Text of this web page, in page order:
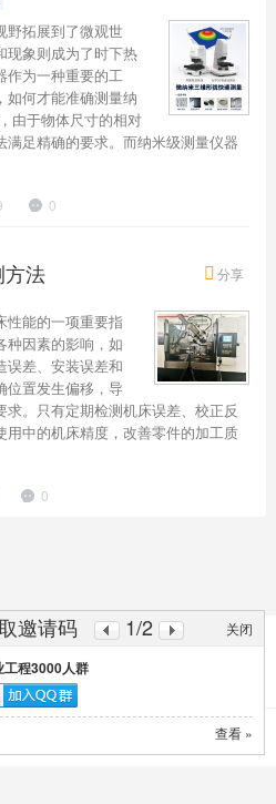
野拓展到了微观世
现象则成为了时下热
作为一种重要的工
如何才能准确测量纳
由于物体尺寸的相对
足精确的要求。而纳米级测量仪器
0
分享
法
性能的一项重要指
种因素的影响，如
误差、安装误差和
位置发生偏移，导
。只有定期检测机床误差、校正反
用中的机床精度，改善零件的加工质
0
关闭
邀请码 1/2
工程3000人群
查看 »
先的工业工程与智能制造知识集成平台。
产（Lean）与前沿人工智能（AI）深度融
、数据驱动决策的“新工业工程”生态系统，
的全链路知识支撑。Email:ie@126.gd
(chinaie.net,粤ICP备16027776号-2)